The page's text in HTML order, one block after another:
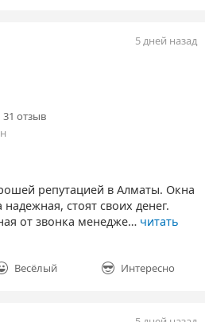
5 дней назад
31 отзыв
репутацией в Алматы. Окна
стоят своих денег.
от звонка менедже… читать
Весёлый Интересно